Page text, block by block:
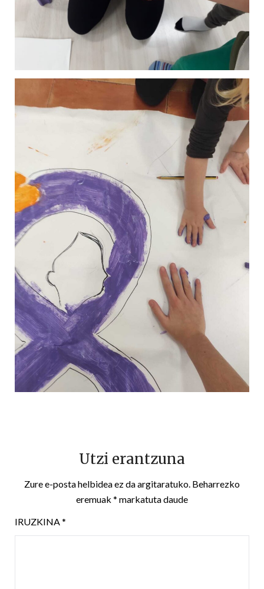
Utzi erantzuna
Zure e-posta helbidea ez da argitaratuko. Beharrezko
eremuak * markatuta daude
IRUZKINA*